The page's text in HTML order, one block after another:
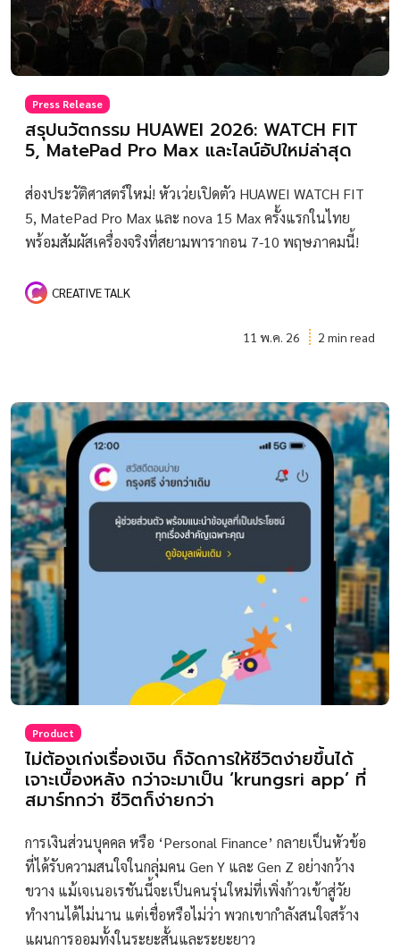
Press Release
สรุปนวัตกรรม HUAWEI 2026: WATCH FIT
5, MatePad Pro Max และไลน์อัปใหม่ล่าสุด
ส่องประวัติศาสตร์ใหม่! หัวเว่ยเปิดตัว HUAWEI WATCH FIT
5, MatePad Pro Max และ nova 15 Max ครั้งแรกในไทย
พร้อมสัมผัสเครื่องจริงที่สยามพารากอน 7-10 พฤษภาคมนี้!
CREATIVE TALK
11 พ.ค. 26 2 min read
Product
ไม่ต้องเก่งเรื่องเงิน ก็จัดการให้ชีวิตง่ายขึ้นได้
เจาะเบื้องหลัง กว่าจะมาเป็น ‘krungsri app’ ที่
สมาร์ทกว่า ชีวิตก็ง่ายกว่า
การเงินส่วนบุคคล หรือ ‘Personal Finance’ กลายเป็นหัวข้อ
ที่ได้รับความสนใจในกลุ่มคน Gen Y และ Gen Z อย่างกว้าง
ขวาง แม้เจเนอเรชันนี้จะเป็นคนรุ่นใหม่ที่เพิ่งก้าวเข้าสู่วัย
ทำงานได้ไม่นาน แต่เชื่อหรือไม่ว่า พวกเขากำลังสนใจสร้าง
แผนการออมทั้งในระยะสั้นและระยะยาว